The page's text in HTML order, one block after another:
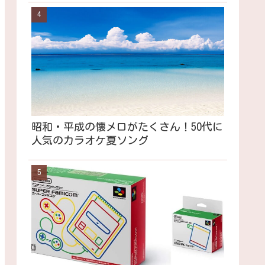
昭和・平成の懐メロがたくさん！50代に
人気のカラオケ夏ソング